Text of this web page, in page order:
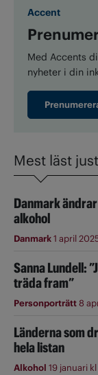
Accent
Med Accents
nyheter i din
Mest läst
Danmark
alkohol
Danmark1 april
Sanna Lundell:
träda fram”
Personporträtt8
Länderna som
hela listan
Alkohol 19 januari